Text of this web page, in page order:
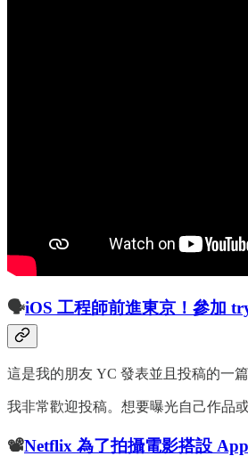
🗣️iOS 工程師前進東京！參加
這是我的朋友 YC 發表並且投稿的一
我非常歡迎投稿。想要曝光自己作品
📽️Netflix 為了拍攝電影搭設